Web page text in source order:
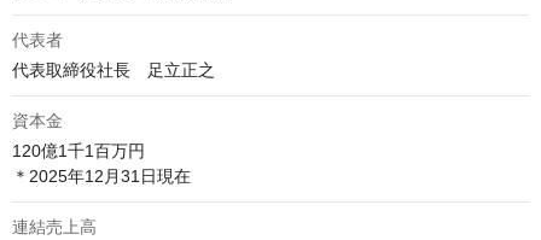
代表者
代表取締役社長　足立正之
資本金
120億1千1百万円
連結売上高